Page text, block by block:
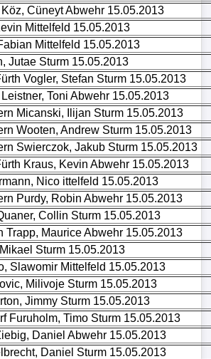
Cüneyt Abwehr 15.05.2013
Mittelfeld 15.05.2013
Mittelfeld 15.05.2013
Jutae Sturm 15.05.2013
Vogler, Stefan Sturm 15.05.2013
Toni Abwehr 15.05.2013
Micanski, Ilijan Sturm 15.05.2013
Wooten, Andrew Sturm 15.05.2013
Swierczok, Jakub Sturm 15.05.2013
Kraus, Kevin Abwehr 15.05.2013
Nico ittelfeld 15.05.2013
Purdy, Robin Abwehr 15.05.2013
Collin Sturm 15.05.2013
Trapp, Maurice Abwehr 15.05.2013
Sturm 15.05.2013
Slawomir Mittelfeld 15.05.2013
Milivoje Sturm 15.05.2013
Jimmy Sturm 15.05.2013
Furuholm, Timo Sturm 15.05.2013
Daniel Abwehr 15.05.2013
Daniel Sturm 15.05.2013